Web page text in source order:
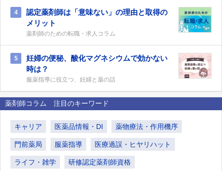
4
認定薬剤師は「意味ない」の理由と取得の
メリット
薬剤師のための転職・求人コラム
5
妊婦の便秘、酸化マグネシウムで効かない
時は？
服薬指導に役立つ、妊婦と薬の話
薬剤師コラム 注目のキーワード
キャリア 医薬品情報・DI 薬物療法・作用機序
門前薬局 服薬指導 医療過誤・ヒヤリハット
ライフ・雑学 研修認定薬剤師資格